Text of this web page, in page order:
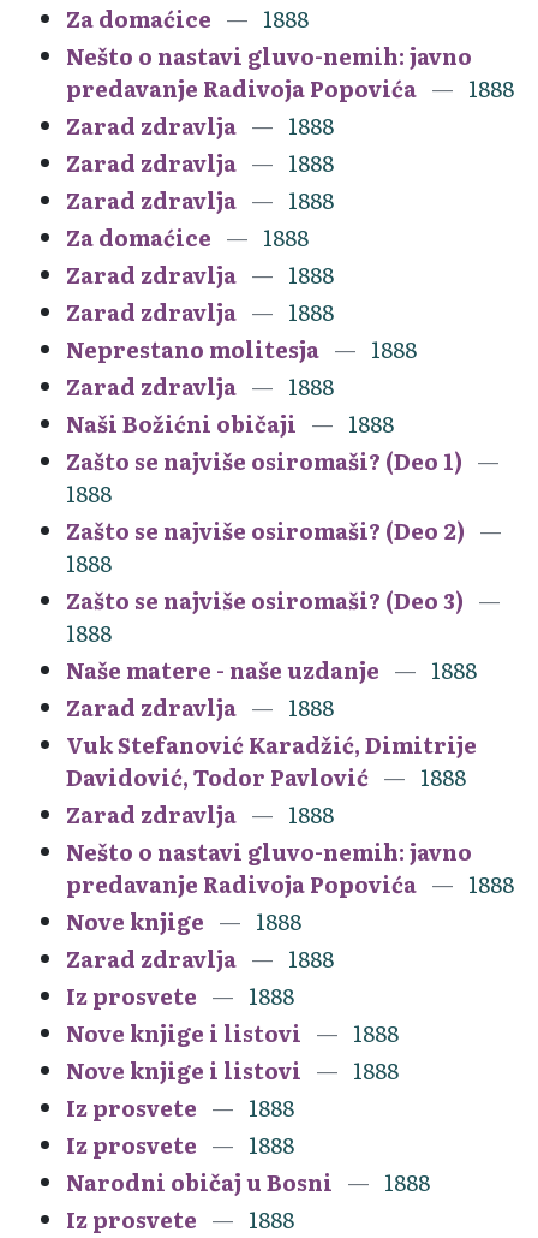
Za domaćice
1888
Nešto o nastavi gluvo-nemih: javno
predavanje Radivoja Popovića
1888
Zarad zdravlja
1888
Zarad zdravlja
1888
Zarad zdravlja
1888
Za domaćice
1888
Zarad zdravlja
1888
Zarad zdravlja
1888
Neprestano molitesja
1888
Zarad zdravlja
1888
Naši Božićni običaji
1888
Zašto se najviše osiromaši? (Deo 1)
1888
Zašto se najviše osiromaši? (Deo 2)
1888
Zašto se najviše osiromaši? (Deo 3)
1888
Naše matere - naše uzdanje
1888
Zarad zdravlja
1888
Vuk Stefanović Karadžić, Dimitrije
Davidović, Todor Pavlović
1888
Zarad zdravlja
1888
Nešto o nastavi gluvo-nemih: javno
predavanje Radivoja Popovića
1888
Nove knjige
1888
Zarad zdravlja
1888
Iz prosvete
1888
Nove knjige i listovi
1888
Nove knjige i listovi
1888
Iz prosvete
1888
Iz prosvete
1888
Narodni običaj u Bosni
1888
Iz prosvete
1888